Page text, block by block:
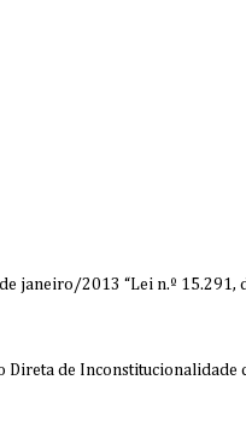
janeiro/2013 “Lei n.º 15.291,
Direta de Inconstitucionalidade